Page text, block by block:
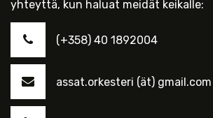
yhteyttä, kun haluat meidät keikalle:
(+358) 40 1892004
assat.orkesteri (ät) gmail.com